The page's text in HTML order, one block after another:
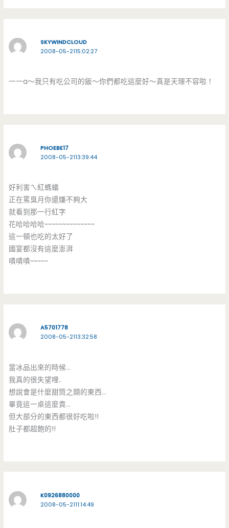
SKYWINDCLOUD
2008-05-2115:02:27
一一a～我只有吃公司的飯～你們都吃這麼好～真是天理不容啦！
PHOEBE17
2008-05-2113:39:44
好利害ㄟ紅螞蟻
正在罵臭月你還嫌不夠大
就看到那一行紅字
花哈哈哈哈~~~~~~~~~~~~~~
這一頓也吃的太好了
國宴都沒有這麼澎湃
嘖嘖嘖~~~~~
A5701778
2008-05-2113:32:58
當冰品出來的時候…
我真的很失望哩..
想說會是什麼甜筒之類的東西…
畢竟這一桌這麼貴…
但大部分的東西都很好吃啦!!
肚子都超飽的!!
K0926880000
2008-05-2111:14:49